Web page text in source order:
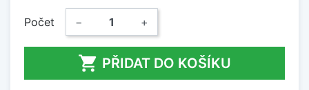
Počet − +
 PŘIDAT DO KOŠÍKU